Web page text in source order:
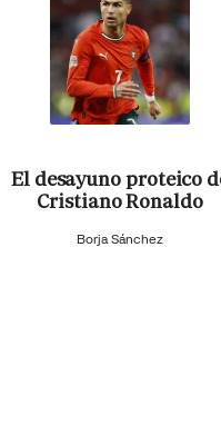
El desayuno proteico
Cristiano Ronaldo
Borja Sánchez